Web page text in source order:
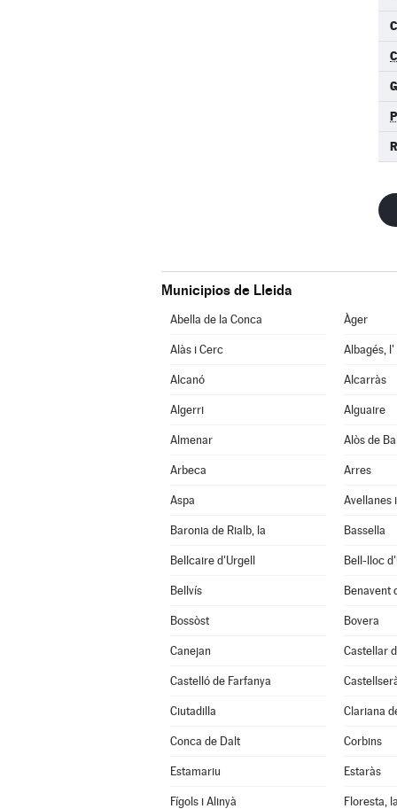
Municipios de Lleida
Abella de la Conca Àger
Alàs i Cerc Albagés, l'
Alcanó Alcarràs
Algerri Alguaire
Almenar Alòs de
Arbeca Arres
Aspa Avellanes
Baronia de Rialb, la Bassella
Bellcaire d'Urgell Bell-lloc
Bellvís Benavent
Bossòst Bovera
Canejan Castellar
Castelló de Farfanya
Ciutadilla Clariana
Conca de Dalt Corbins
Estamariu Estaràs
Fígols i Alinyà Floresta, la